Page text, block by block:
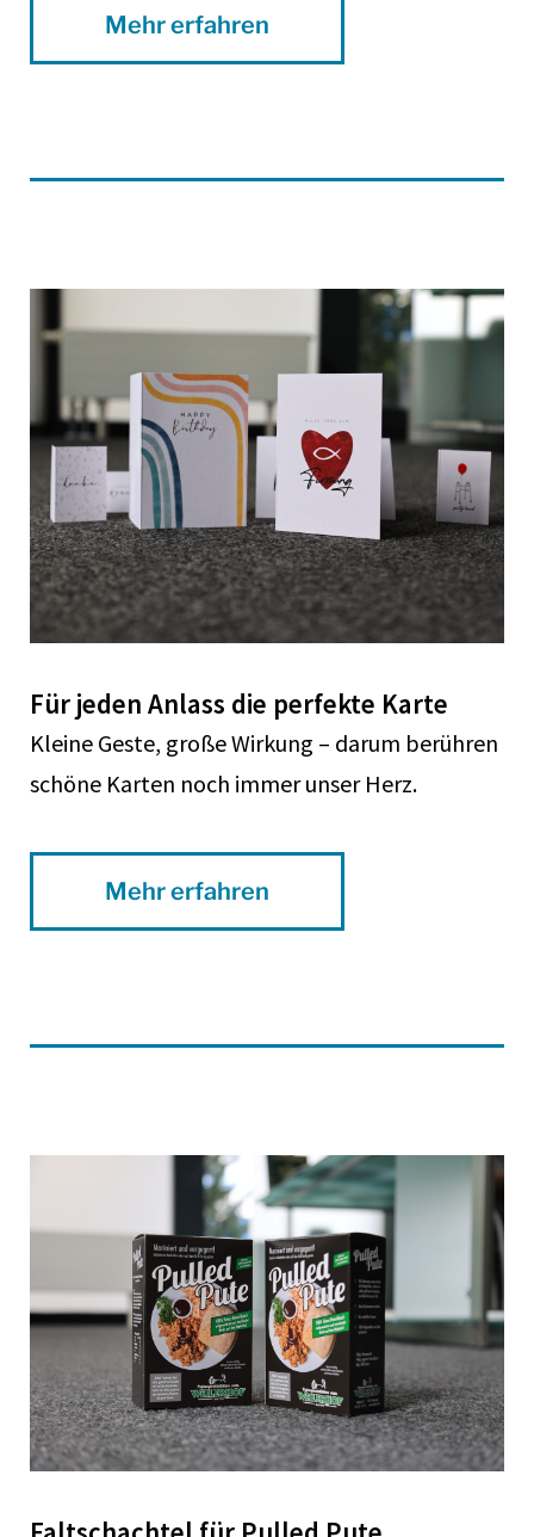
Mehr erfahren
Für jeden Anlass die perfekte Karte
Kleine Geste, große Wirkung – darum berühren
schöne Karten noch immer unser Herz.
Mehr erfahren